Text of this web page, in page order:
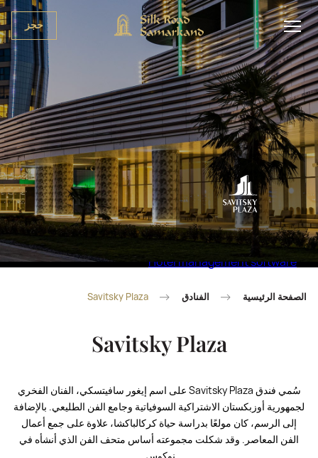
حجز
Hotel management software
الصفحة الرئيسية الفنادق Savitsky Plaza
Savitsky Plaza
سُمي فندق Savitsky Plaza على اسم إيغور سافيتسكي، الفنان الفخري
لجمهورية أوزبكستان الاشتراكية السوفياتية وجامع الفن الطليعي. بالإضافة
إلى الرسم، كان مولعًا بدراسة حياة كركالباكشا، علاوة على جمع أعمال
الفن المعاصر. وقد شكلت مجموعته أساس متحف الفن الذي أنشأه في